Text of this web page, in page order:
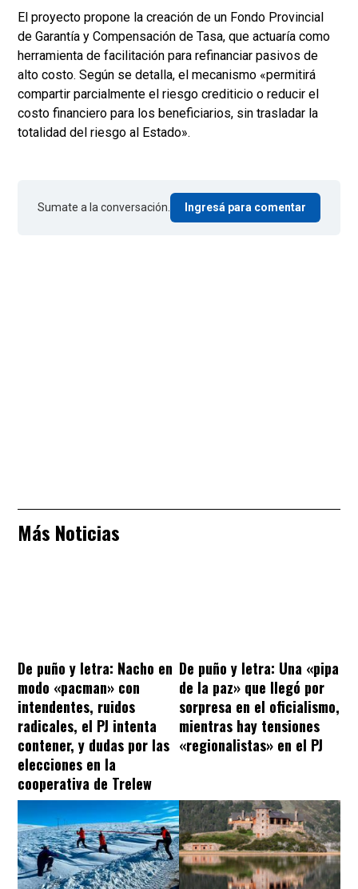
El proyecto propone la creación de un Fondo Provincial
de Garantía y Compensación de Tasa, que actuaría como
herramienta de facilitación para refinanciar pasivos de
alto costo. Según se detalla, el mecanismo «permitirá
compartir parcialmente el riesgo crediticio o reducir el
costo financiero para los beneficiarios, sin trasladar la
totalidad del riesgo al Estado».
Sumate a la conversación. Ingresá para comentar
Más Noticias
De puño y letra: Nacho en
modo «pacman» con
intendentes, ruidos
radicales, el PJ intenta
contener, y dudas por las
elecciones en la
cooperativa de Trelew
De puño y letra: Una «pipa
de la paz» que llegó por
sorpresa en el oficialismo,
mientras hay tensiones
«regionalistas» en el PJ